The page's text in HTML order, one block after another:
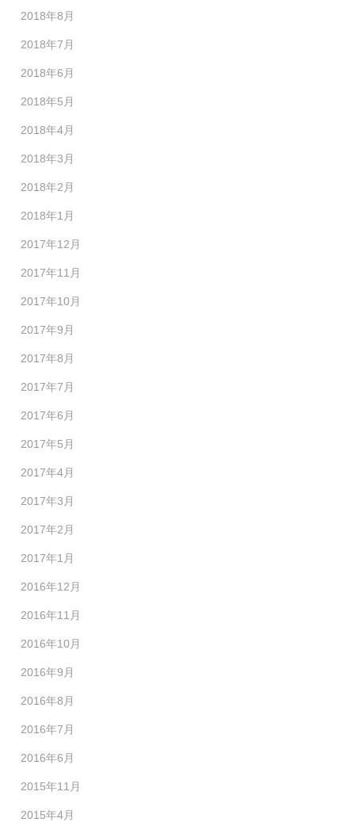
2018年8月
2018年7月
2018年6月
2018年5月
2018年4月
2018年3月
2018年2月
2018年1月
2017年12月
2017年11月
2017年10月
2017年9月
2017年8月
2017年7月
2017年6月
2017年5月
2017年4月
2017年3月
2017年2月
2017年1月
2016年12月
2016年11月
2016年10月
2016年9月
2016年8月
2016年7月
2016年6月
2015年11月
2015年4月